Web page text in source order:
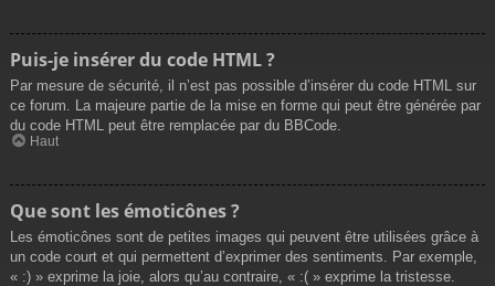
Puis-je insérer du code HTML ?
Par mesure de sécurité, il n’est pas possible d’insérer du code HTML sur
ce forum. La majeure partie de la mise en forme qui peut être générée par
du code HTML peut être remplacée par du BBCode.
Haut
Que sont les émoticônes ?
Les émoticônes sont de petites images qui peuvent être utilisées grâce à
un code court et qui permettent d’exprimer des sentiments. Par exemple,
« :) » exprime la joie, alors qu’au contraire, « :( » exprime la tristesse.